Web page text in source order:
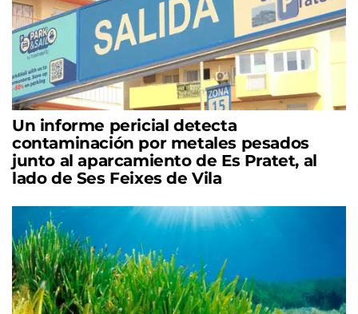
Un informe pericial detecta
contaminación por metales pesados
junto al aparcamiento de Es Pratet, al
lado de Ses Feixes de Vila